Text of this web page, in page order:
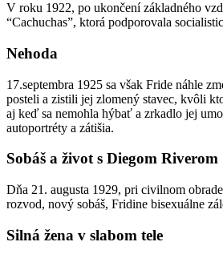
V roku 1922, po ukončení základného
“Cachuchas”, ktorá podporovala
Nehoda
17.septembra 1925 sa však Fride náhle
posteli a zistili jej zlomený stavec, kvôli
aj keď sa nemohla hýbať a zrkadlo jej
autoportréty a zátišia.
Sobáš a život s Diegom Riverom
Dňa 21. augusta 1929, pri civilnom
rozvod, nový sobáš, Fridine bisexuálne
Silná žena v slabom tele